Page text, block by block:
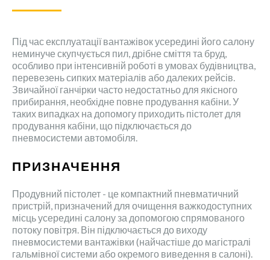
Під час експлуатації вантажівок усередині його салону
неминуче скупчується пил, дрібне сміття та бруд,
особливо при інтенсивній роботі в умовах будівництва,
перевезень сипких матеріалів або далеких рейсів.
Звичайної ганчірки часто недостатньо для якісного
прибирання, необхідне повне продування кабіни. У
таких випадках на допомогу приходить пістолет для
продування кабіни, що підключається до
пневмосистеми автомобіля.
ПРИЗНАЧЕННЯ
Продувний пістолет - це компактний пневматичний
пристрій, призначений для очищення важкодоступних
місць усередині салону за допомогою спрямованого
потоку повітря. Він підключається до виходу
пневмосистеми вантажівки (найчастіше до магістралі
гальмівної системи або окремого виведення в салоні).